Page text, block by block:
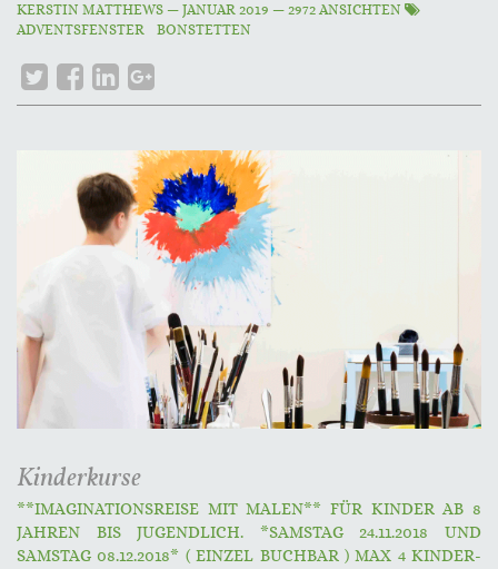
KERSTIN MATTHEWS — JANUAR 2019 — 2972 ANSICHTEN
ADVENTSFENSTER
BONSTETTEN
Kinderkurse
**IMAGINATIONSREISE MIT MALEN** FÜR KINDER AB 8
JAHREN BIS JUGENDLICH. *SAMSTAG 24.11.2018 UND
SAMSTAG 08.12.2018* ( EINZEL BUCHBAR ) MAX 4 KINDER-